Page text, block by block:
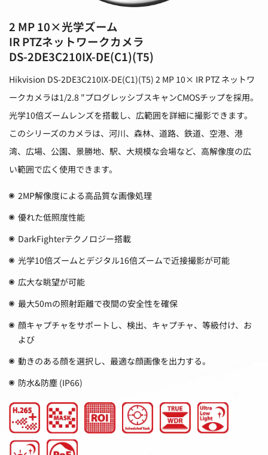
2 MP 10×光学ズーム
IR PTZネットワークカメラ
DS-2DE3C210IX-DE(C1)(T5)
Hikvision DS-2DE3C210IX-DE(C1)(T5) 2 MP 10× IR PTZ ネットワ
ークカメラは1/2.8 "プログレッシブスキャンCMOSチップを採用。
光学10倍ズームレンズを搭載し、広範囲を詳細に撮影できます。
このシリーズのカメラは、河川、森林、道路、鉄道、空港、港
湾、広場、公園、景勝地、駅、大規模な会場など、高解像度の広
い範囲で広く使用できます。
2MP解像度による高品質な画像処理
優れた低照度性能
DarkFighterテクノロジー搭載
光学10倍ズームとデジタル16倍ズームで近接撮影が可能
広大な眺望が可能
最大50mの照射距離で夜間の安全性を確保
顔キャプチャをサポートし、検出、キャプチャ、等級付け、お
よび
動きのある顔を選択し、最適な顔画像を出力する。
防水&防塵 (IP66)